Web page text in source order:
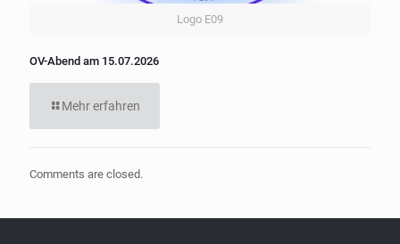
Logo E09
OV-Abend am 15.07.2026
Mehr erfahren
Comments are closed.